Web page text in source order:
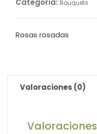
Categoría: Bouquets
Rosas rosadas
Valoraciones (0)
Valoraciones